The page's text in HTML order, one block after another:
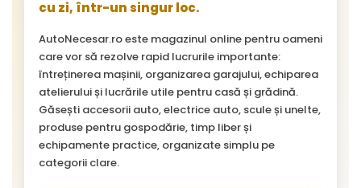
cu zi, într-un singur loc.
AutoNecesar.ro este magazinul online pentru oameni
care vor să rezolve rapid lucrurile importante:
întreținerea mașinii, organizarea garajului, echiparea
atelierului și lucrările utile pentru casă și grădină.
Găsești accesorii auto, electrice auto, scule și unelte,
produse pentru gospodărie, timp liber și
echipamente practice, organizate simplu pe
categorii clare.